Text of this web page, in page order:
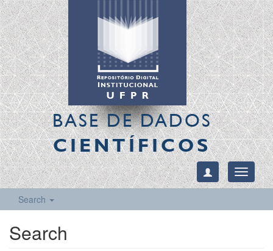
BASE DE DADOS
CIENTÍFICOS
Toggle
Search
Search